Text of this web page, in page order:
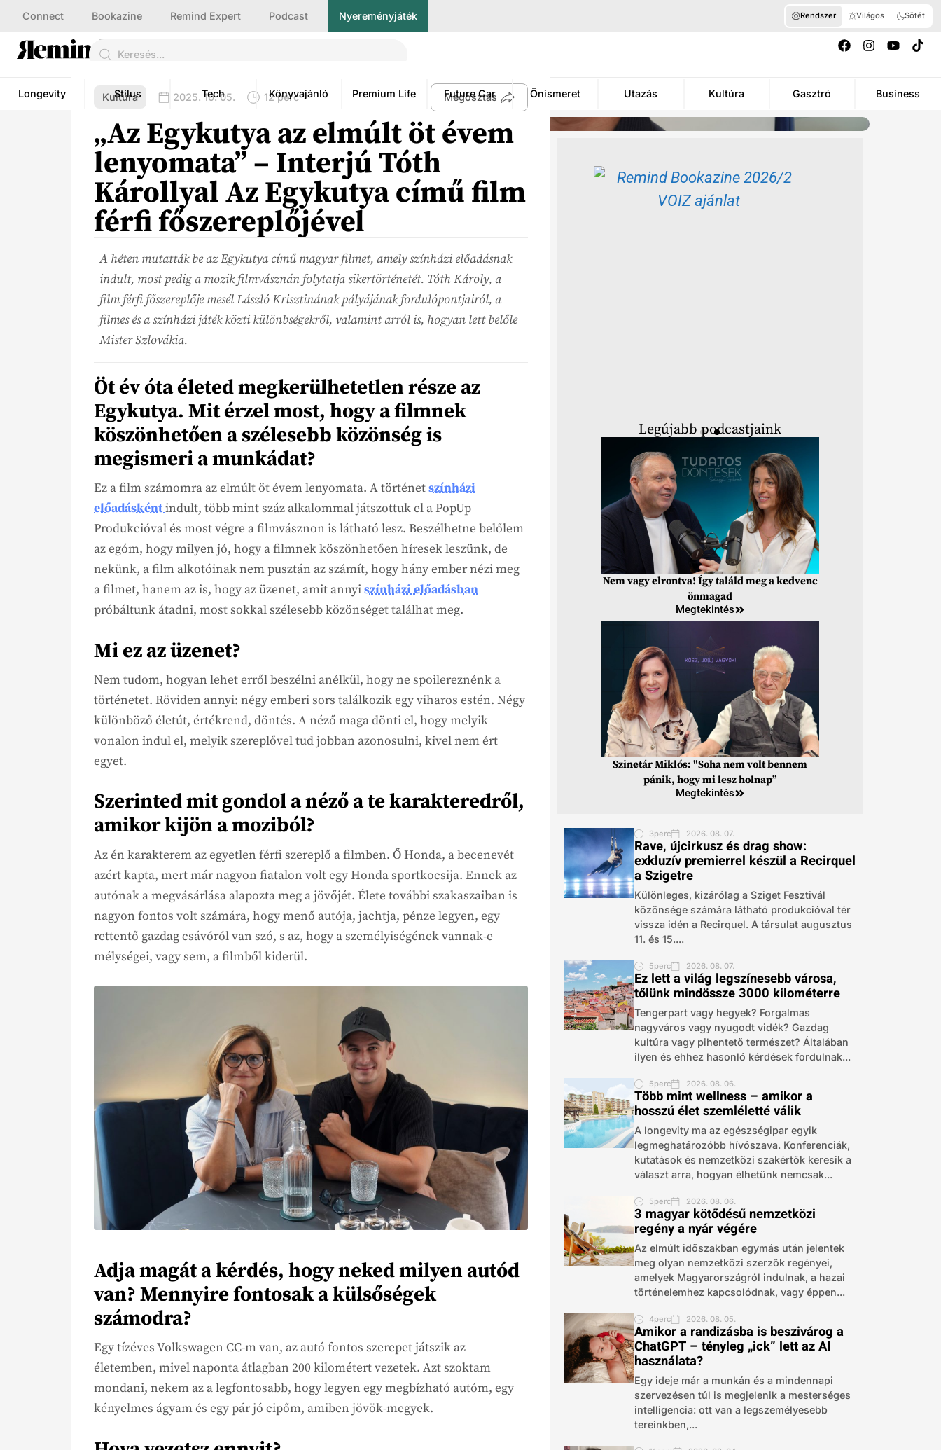
Connect Bookazine Remind Expert Podcast Nyereményjáték Rendszer Világos Sötét
Longevity Stílus Tech Könyvajánló Premium Life Future Car Önismeret Utazás Kultúra Gasztró Business
Kultúra 2025. 10. 05. 12 perc Megosztás
„Az Egykutya az elmúlt öt évem
lenyomata” – Interjú Tóth
Károllyal Az Egykutya című film
férfi főszereplőjével
A héten mutatták be az Egykutya című magyar filmet, amely színházi előadásnak
indult, most pedig a mozik filmvásznán folytatja sikertörténetét. Tóth Károly, a
film férfi főszereplője mesél László Krisztinának pályájának fordulópontjairól, a
filmes és a színházi játék közti különbségekről, valamint arról is, hogyan lett belőle
Mister Szlovákia.
Öt év óta életed megkerülhetetlen része az
Egykutya. Mit érzel most, hogy a filmnek
köszönhetően a szélesebb közönség is
megismeri a munkádat?
Ez a film számomra az elmúlt öt évem lenyomata. A történetszínházi
előadáskéntindult, több mint száz alkalommal játszottuk el a PopUp
Produkcióval és most végre a filmvásznon is látható lesz. Beszélhetne belőlem
az egóm, hogy milyen jó, hogy afilmnek köszönhetően híresek leszünk, de
nekünk, a film alkotóinak nem pusztán az számít, hogy hány ember nézi meg
a filmet, hanem az is, hogy az üzenet, amit annyiszínházi előadásban
próbáltunk átadni, most sokkal szélesebb közönséget találhat meg.
Mi ez az üzenet?
Nem tudom, hogyan lehet erről beszélni anélkül, hogy ne spoilereznénk a
történetet. Röviden annyi: négy emberi sors találkozik egy viharos estén. Négy
különböző életút, értékrend, döntés. A néző maga dönti el, hogy melyik
vonalon indul el, melyik szereplővel tud jobban azonosulni, kivel nem ért
egyet.
Szerinted mit gondol a néző a te karakteredről,
amikor kijön a moziból?
Az én karakterem az egyetlen férfi szereplő a filmben. Ő Honda, a becenevét
azért kapta, mert már nagyon fiatalon volt egy Honda sportkocsija. Ennek az
autónak a megvásárlása alapozta meg a jövőjét. Élete további szakaszaiban is
nagyon fontos volt számára, hogy menő autója, jachtja, pénze legyen, egy
rettentő gazdag csávóról van szó, s az, hogy a személyiségének vannak-e
mélységei, vagy sem, a filmből kiderül.
Adja magát a kérdés, hogy neked milyen autód
van? Mennyire fontosak a külsőségek
számodra?
Egy tízéves Volkswagen CC-m van, az autó fontos szerepet játszik az
életemben, mivel naponta átlagban 200 kilométert vezetek. Azt szoktam
mondani, nekem az a legfontosabb, hogy legyen egy megbízható autóm, egy
kényelmes ágyam és egy pár jó cipőm, amiben jövök-megyek.
Legújabb podcastjaink
Nem vagy elrontva! Így találd meg a kedvenc
önmagad
Megtekintés
Szinetár Miklós: "Soha nem volt bennem
pánik, hogy mi lesz holnap”
Megtekintés
3perc 2026. 08. 07.
Rave, újcirkusz és drag show:
exkluzív premierrel készül a Recirquel
a Szigetre
Különleges, kizárólag a Sziget Fesztivál
közönsége számára látható produkcióval tér
vissza idén a Recirquel. A társulat augusztus
11. és 15....
5perc 2026. 08. 07.
Ez lett a világ legszínesebb városa,
tőlünk mindössze 3000 kilométerre
Tengerpart vagy hegyek? Forgalmas
nagyváros vagy nyugodt vidék? Gazdag
kultúra vagy pihentető természet? Általában
ilyen és ehhez hasonló kérdések fordulnak...
5perc 2026. 08. 06.
Több mint wellness – amikor a
hosszú élet szemléletté válik
A longevity ma az egészségipar egyik
legmeghatározóbb hívószava. Konferenciák,
kutatások és nemzetközi szakértők keresik a
választ arra, hogyan élhetünk nemcsak...
5perc 2026. 08. 06.
3 magyar kötődésű nemzetközi
regény a nyár végére
Az elmúlt időszakban egymás után jelentek
meg olyan nemzetközi szerzők regényei,
amelyek Magyarországról indulnak, a hazai
történelemhez kapcsolódnak, vagy éppen...
4perc 2026. 08. 05.
Amikor a randizásba is beszivárog a
ChatGPT – tényleg „ick” lett az AI
használata?
Egy ideje már a munkán és a mindennapi
szervezésen túl is megjelenik a mesterséges
intelligencia: ott van a legszemélyesebb
tereinkben,...